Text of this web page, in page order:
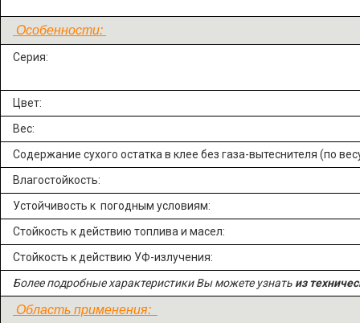
Особенности:
Серия:
Цвет:
Вес:
Содержание сухого остатка в клее без газа-вытеснителя (по
Влагостойкость:
Устойчивость к погодным условиям:
Стойкость к действию топлива и масел:
Стойкость к действию УФ-излучения:
Более подробные характеристики Вы можете узнать из
Область применения: